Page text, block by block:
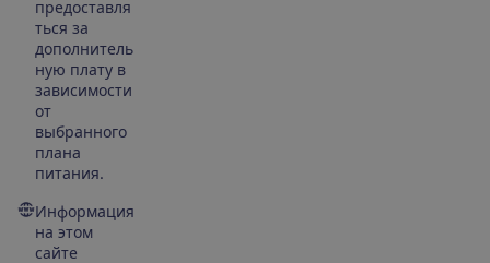
предоставля
ться за
дополнитель
ную плату в
зависимости
от
выбранного
плана
питания.
Информация
на этом
сайте